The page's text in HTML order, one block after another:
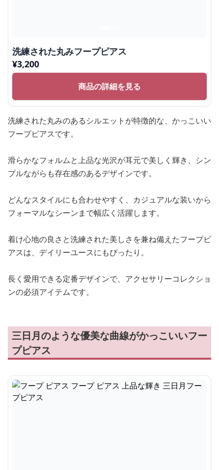
洗練された丸みフープピアス
¥3,200
商品の詳細を見る
洗練された丸みのあるシルエットが特徴的な、かっこいい
フープピアスです。
滑らかなフォルムと上品な光沢が耳元で美しく輝き、シン
プルながらも存在感のあるデザインです。
どんなスタイルにも合わせやすく、カジュアルな装いから
フォーマルなシーンまで幅広く活躍します。
着け心地の良さと洗練された美しさを兼ね備えたフープピ
アスは、デイリーユースにもぴったり。
長く愛用できる定番デザインで、アクセサリーコレクショ
ンの必須アイテムです。
三日月のような優美な曲線がかっこいいフー
プピアス